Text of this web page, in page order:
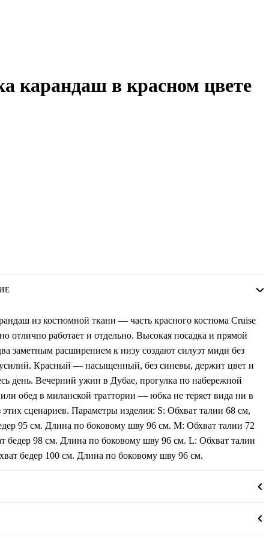
карандаш в красном цвете
из костюмной ткани — часть красного костюма Cruise
отлично работает и отдельно. Высокая посадка и прямой
заметным расширением к низу создают силуэт миди без
Красный — насыщенный, без синевы, держит цвет и
день. Вечерний ужин в Дубае, прогулка по набережной
обед в миланской траттории — юбка не теряет вида ни в
сценариев. Параметры изделия: S: Обхват талии 68 см,
95 см. Длина по боковому шву 96 см. М: Обхват талии 72
бедер 98 см. Длина по боковому шву 96 см. L: Обхват талии
бедер 100 см. Длина по боковому шву 96 см.